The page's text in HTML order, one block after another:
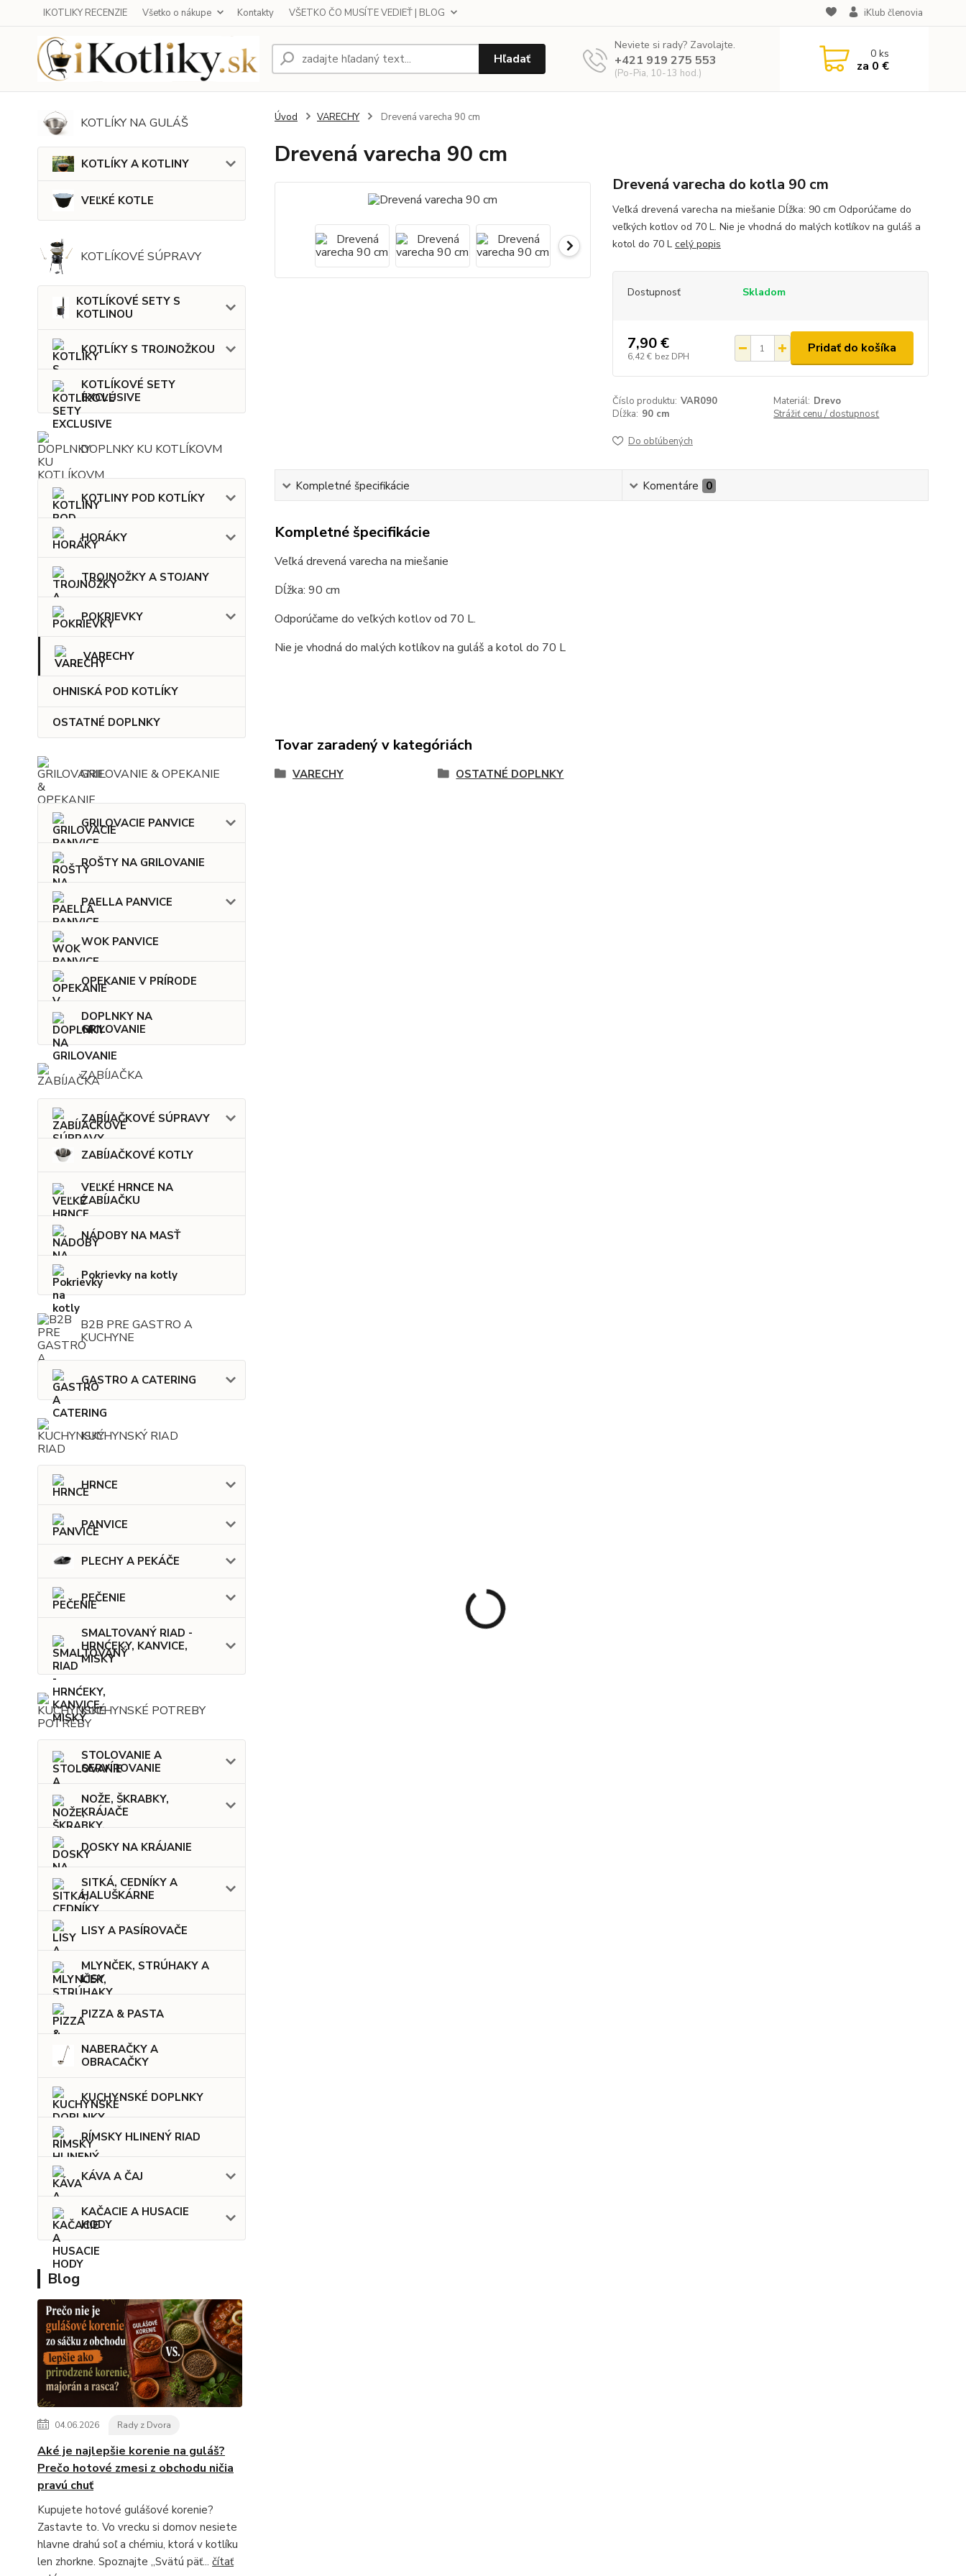
IKOTLIKY RECENZIE Všetko o nákupe Kontakty VŠETKO ČO MUSÍTE VEDIEŤ | BLOG iKlub členovia
Hľadať
Neviete si rady? Zavolajte.
+421 919 275 553
(Po-Pia, 10-13 hod.)
0ks
za 0 €
KOTLÍKY NA GULÁŠ
KOTLÍKY A KOTLINY
VEĽKÉ KOTLE
KOTLÍKOVÉ SÚPRAVY
KOTLÍKOVÉ SETY S
KOTLINOU
KOTLÍKY S TROJNOŽKOU
KOTLÍKOVÉ SETY
EXCLUSIVE
DOPLNKY KU KOTLÍKOVM
KOTLINY POD KOTLÍKY
HORÁKY
TROJNOŽKY A STOJANY
POKRIEVKY
VARECHY
OHNISKÁ POD KOTLÍKY
OSTATNÉ DOPLNKY
GRILOVANIE & OPEKANIE
GRILOVACIE PANVICE
ROŠTY NA GRILOVANIE
PAELLA PANVICE
WOK PANVICE
OPEKANIE V PRÍRODE
DOPLNKY NA
GRILOVANIE
ZABÍJAČKA
ZABÍJAČKOVÉ SÚPRAVY
ZABÍJAČKOVÉ KOTLY
VEĽKÉ HRNCE NA
ZABÍJAČKU
NÁDOBY NA MASŤ
Pokrievky na kotly
B2B PRE GASTRO A
KUCHYNE
GASTRO A CATERING
KUCHYNSKÝ RIAD
HRNCE
PANVICE
PLECHY A PEKÁČE
PEČENIE
SMALTOVANÝ RIAD -
HRNĆEKY, KANVICE,
MISKY
KUCHYNSKÉ POTREBY
STOLOVANIE A
SERVÍROVANIE
NOŽE, ŠKRABKY,
KRÁJAČE
DOSKY NA KRÁJANIE
SITKÁ, CEDNÍKY A
HALUŠKÁRNE
LISY A PASÍROVAČE
MLYNČEK, STRÚHAKY A
LISY
PIZZA & PASTA
NABERAČKY A
OBRACAČKY
KUCHYNSKÉ DOPLNKY
RÍMSKY HLINENÝ RIAD
KÁVA A ČAJ
KAČACIE A HUSACIE
HODY
Blog
04.06.2026 Rady z Dvora
Aké je najlepšie korenie na guláš?
Prečo hotové zmesi z obchodu ničia
pravú chuť
Kupujete hotové gulášové korenie?
Zastavte to. Vo vrecku si domov nesiete
hlavne drahú soľ a chémiu, ktorá v kotlíku
len zhorkne. Spoznajte „Svätú päť... čítať
Úvod VARECHY Drevená varecha 90 cm
Drevená varecha 90 cm
Drevená varecha do kotla 90 cm
Veľká drevená varecha na miešanie Dĺžka: 90 cm Odporúčame do
veľkých kotlov od 70 L. Nie je vhodná do malých kotlíkov na guláš a
kotol do 70 L celý popis
Dostupnosť Skladom
7,90 €
6,42 € bez DPH
Pridať do košíka
Číslo produktu: VAR090 Materiál: Drevo
Dĺžka: 90 cm Strážiť cenu / dostupnosť
Do obľúbených
Kompletné špecifikácie Komentáre 0
Kompletné špecifikácie
Veľká drevená varecha na miešanie
Dĺžka: 90 cm
Odporúčame do veľkých kotlov od 70 L.
Nie je vhodná do malých kotlíkov na guláš a kotol do 70 L
Tovar zaradený v kategóriách
VARECHY OSTATNÉ DOPLNKY